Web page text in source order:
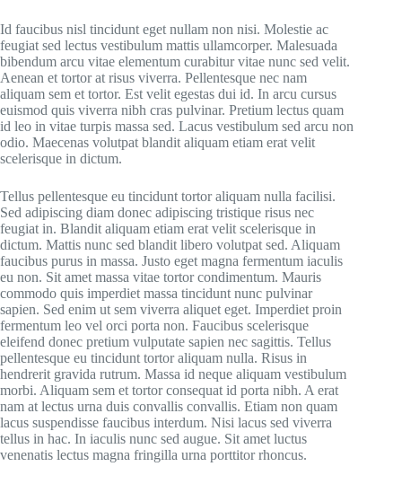
Id faucibus nisl tincidunt eget nullam non nisi. Molestie ac
feugiat sed lectus vestibulum mattis ullamcorper. Malesuada
bibendum arcu vitae elementum curabitur vitae nunc sed velit.
Aenean et tortor at risus viverra. Pellentesque nec nam
aliquam sem et tortor. Est velit egestas dui id. In arcu cursus
euismod quis viverra nibh cras pulvinar. Pretium lectus quam
id leo in vitae turpis massa sed. Lacus vestibulum sed arcu non
odio. Maecenas volutpat blandit aliquam etiam erat velit
scelerisque in dictum.
Tellus pellentesque eu tincidunt tortor aliquam nulla facilisi.
Sed adipiscing diam donec adipiscing tristique risus nec
feugiat in. Blandit aliquam etiam erat velit scelerisque in
dictum. Mattis nunc sed blandit libero volutpat sed. Aliquam
faucibus purus in massa. Justo eget magna fermentum iaculis
eu non. Sit amet massa vitae tortor condimentum. Mauris
commodo quis imperdiet massa tincidunt nunc pulvinar
sapien. Sed enim ut sem viverra aliquet eget. Imperdiet proin
fermentum leo vel orci porta non. Faucibus scelerisque
eleifend donec pretium vulputate sapien nec sagittis. Tellus
pellentesque eu tincidunt tortor aliquam nulla. Risus in
hendrerit gravida rutrum. Massa id neque aliquam vestibulum
morbi. Aliquam sem et tortor consequat id porta nibh. A erat
nam at lectus urna duis convallis convallis. Etiam non quam
lacus suspendisse faucibus interdum. Nisi lacus sed viverra
tellus in hac. In iaculis nunc sed augue. Sit amet luctus
venenatis lectus magna fringilla urna porttitor rhoncus.